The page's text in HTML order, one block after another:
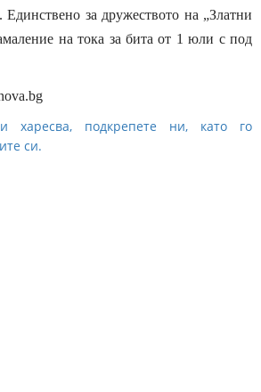
за дружеството на „Златни
на тока за бита от 1 юли с под
харесва, подкрепете ни, като го
си.